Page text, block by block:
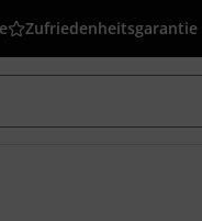
Zufriedenheitsgarantie